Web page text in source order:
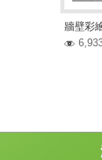
牆壁彩